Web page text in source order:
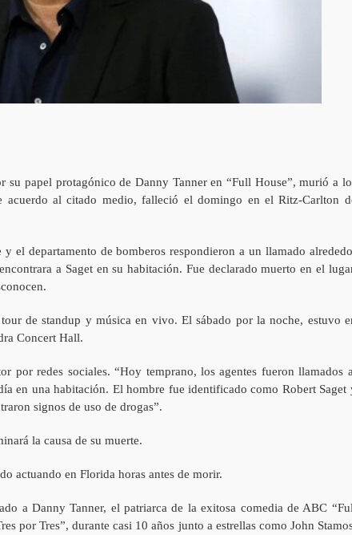
papel protagónico de Danny Tanner en “Full House”, murió a
al citado medio, falleció el domingo en el Ritz-Carlton
el departamento de bomberos respondieron a un llamado
a Saget en su habitación. Fue declarado muerto en el
de standup y música en vivo. El sábado por la noche, estuvo
Concert Hall.
por redes sociales. “Hoy temprano, los agentes fueron llamados
en una habitación. El hombre fue identificado como Robert Saget
signos de uso de drogas”.
la causa de su muerte.
actuando en Florida horas antes de morir.
a Danny Tanner, el patriarca de la exitosa comedia de ABC
por Tres”, durante casi 10 años junto a estrellas como John